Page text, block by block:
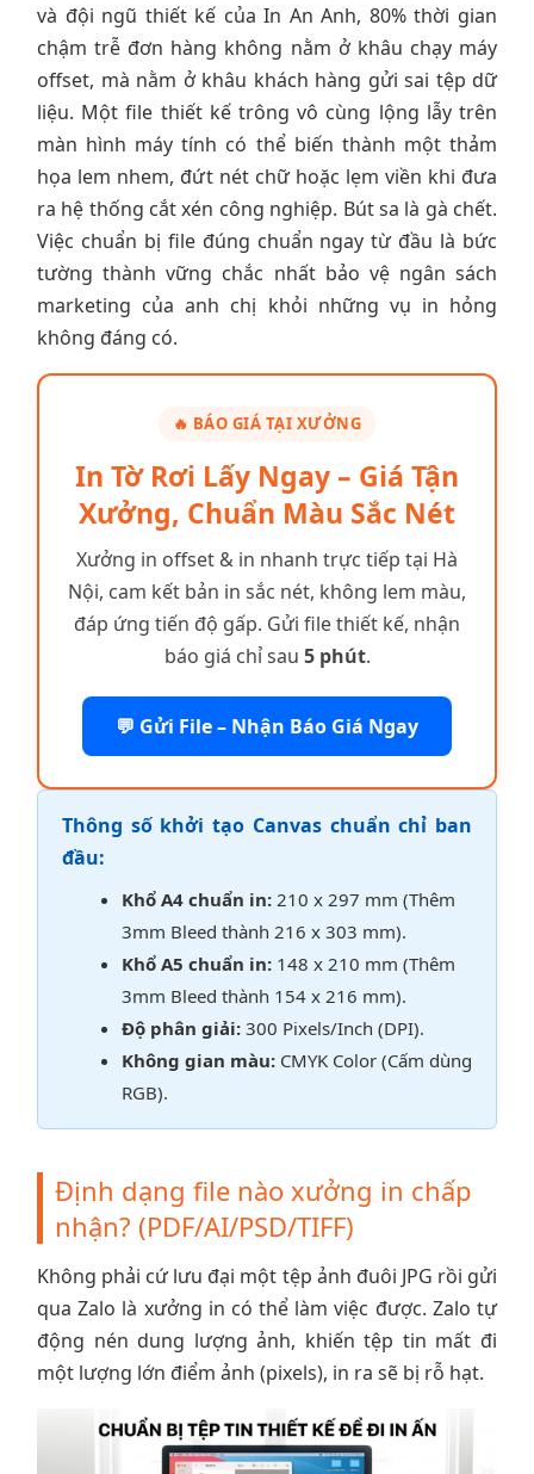
và đội ngũ thiết kế của In An Anh, 80% thời gian
chậm trễ đơn hàng không nằm ở khâu chạy máy
offset, mà nằm ở khâu khách hàng gửi sai tệp dữ
liệu. Một file thiết kế trông vô cùng lộng lẫy trên
màn hình máy tính có thể biến thành một thảm
họa lem nhem, đứt nét chữ hoặc lẹm viền khi đưa
ra hệ thống cắt xén công nghiệp. Bút sa là gà chết.
Việc chuẩn bị file đúng chuẩn ngay từ đầu là bức
tường thành vững chắc nhất bảo vệ ngân sách
marketing của anh chị khỏi những vụ in hỏng
không đáng có.
🔥 BÁO GIÁ TẠI XƯỞNG
In Tờ Rơi Lấy Ngay – Giá Tận
Xưởng, Chuẩn Màu Sắc Nét
Xưởng in offset & in nhanh trực tiếp tại Hà
Nội, cam kết bản in sắc nét, không lem màu,
đáp ứng tiến độ gấp. Gửi file thiết kế, nhận
báo giá chỉ sau 5 phút.
💬 Gửi File – Nhận Báo Giá Ngay
Thông số khởi tạo Canvas chuẩn chỉ ban
đầu:
Khổ A4 chuẩn in: 210 x 297 mm (Thêm
3mm Bleed thành 216 x 303 mm).
Khổ A5 chuẩn in: 148 x 210 mm (Thêm
3mm Bleed thành 154 x 216 mm).
Độ phân giải: 300 Pixels/Inch (DPI).
Không gian màu: CMYK Color (Cấm dùng
RGB).
Định dạng file nào xưởng in chấp
nhận? (PDF/AI/PSD/TIFF)
Không phải cứ lưu đại một tệp ảnh đuôi JPG rồi gửi
qua Zalo là xưởng in có thể làm việc được. Zalo tự
động nén dung lượng ảnh, khiến tệp tin mất đi
một lượng lớn điểm ảnh (pixels), in ra sẽ bị rỗ hạt.